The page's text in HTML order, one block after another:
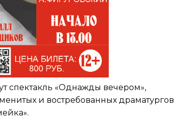
спектакль «Однажды вечером»,
и востребованных драматургов